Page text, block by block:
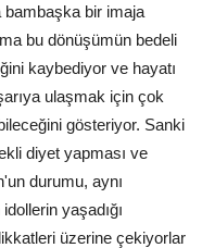
bambaşka bir imaja
bu dönüşümün bedeli
kaybediyor ve hayatı
ulaşmak için çok
gösteriyor. Sanki
diyet yapması ve
durumu, aynı
yaşadığı
üzerine çekiyorlar